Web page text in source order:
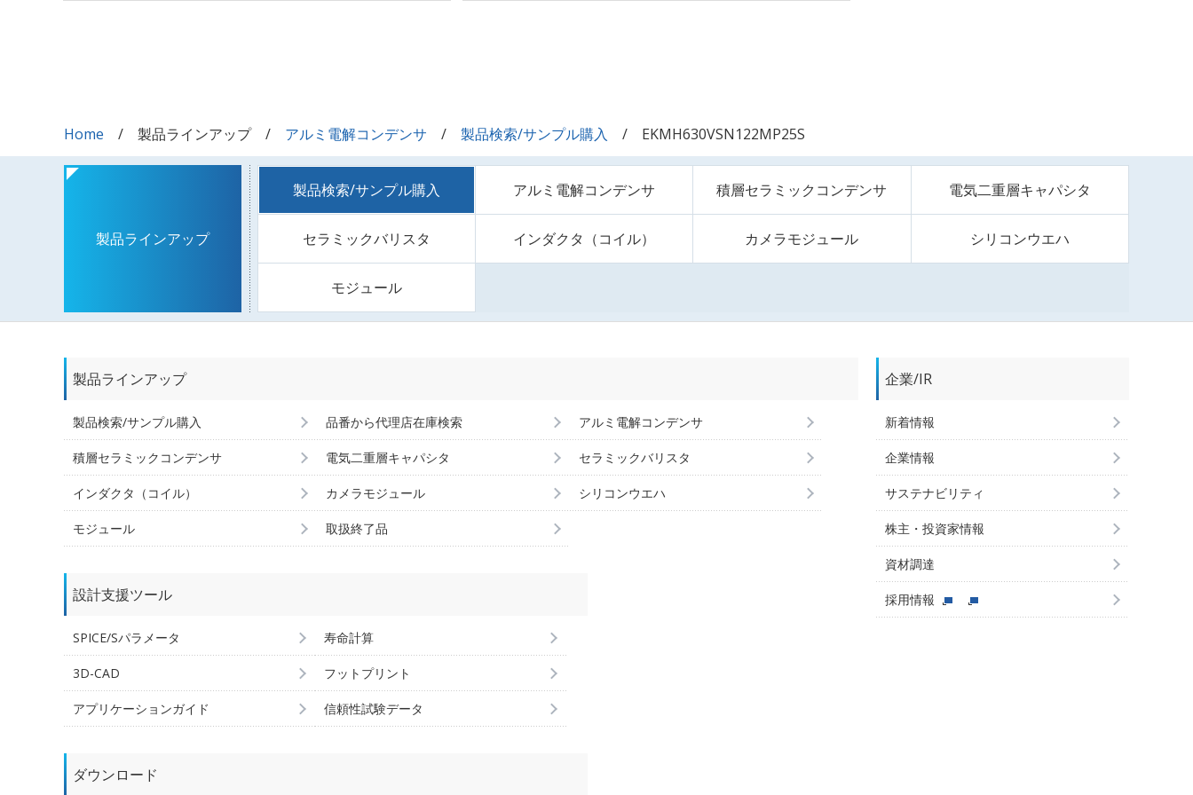
Home 製品ラインアップ アルミ電解コンデンサ 製品検索/サンプル購入 EKMH630VSN122MP25S
製品ラインアップ
製品検索/サンプル購入 アルミ電解コンデンサ 積層セラミックコンデンサ 電気二重層キャパシタ
セラミックバリスタ インダクタ（コイル） カメラモジュール シリコンウエハ
モジュール
製品ラインアップ
製品検索/サンプル購入 品番から代理店在庫検索 アルミ電解コンデンサ
積層セラミックコンデンサ 電気二重層キャパシタ セラミックバリスタ
インダクタ（コイル） カメラモジュール シリコンウエハ
モジュール 取扱終了品
設計支援ツール
SPICE/Sパラメータ 寿命計算
3D-CAD フットプリント
アプリケーションガイド 信頼性試験データ
ダウンロード
企業/IR
新着情報
企業情報
サステナビリティ
株主・投資家情報
資材調達
採用情報